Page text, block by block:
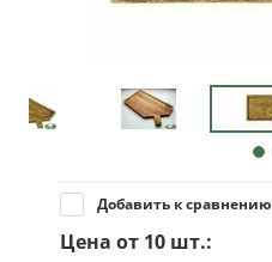
Добавить к сравнению
Цена от 10 шт.: